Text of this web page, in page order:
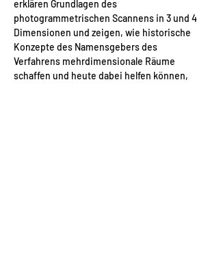
erklären Grundlagen des
photogrammetrischen Scannens in 3 und 4
Dimensionen und zeigen, wie historische
Konzepte des Namensgebers des
Verfahrens mehrdimensionale Räume
schaffen und heute dabei helfen können,